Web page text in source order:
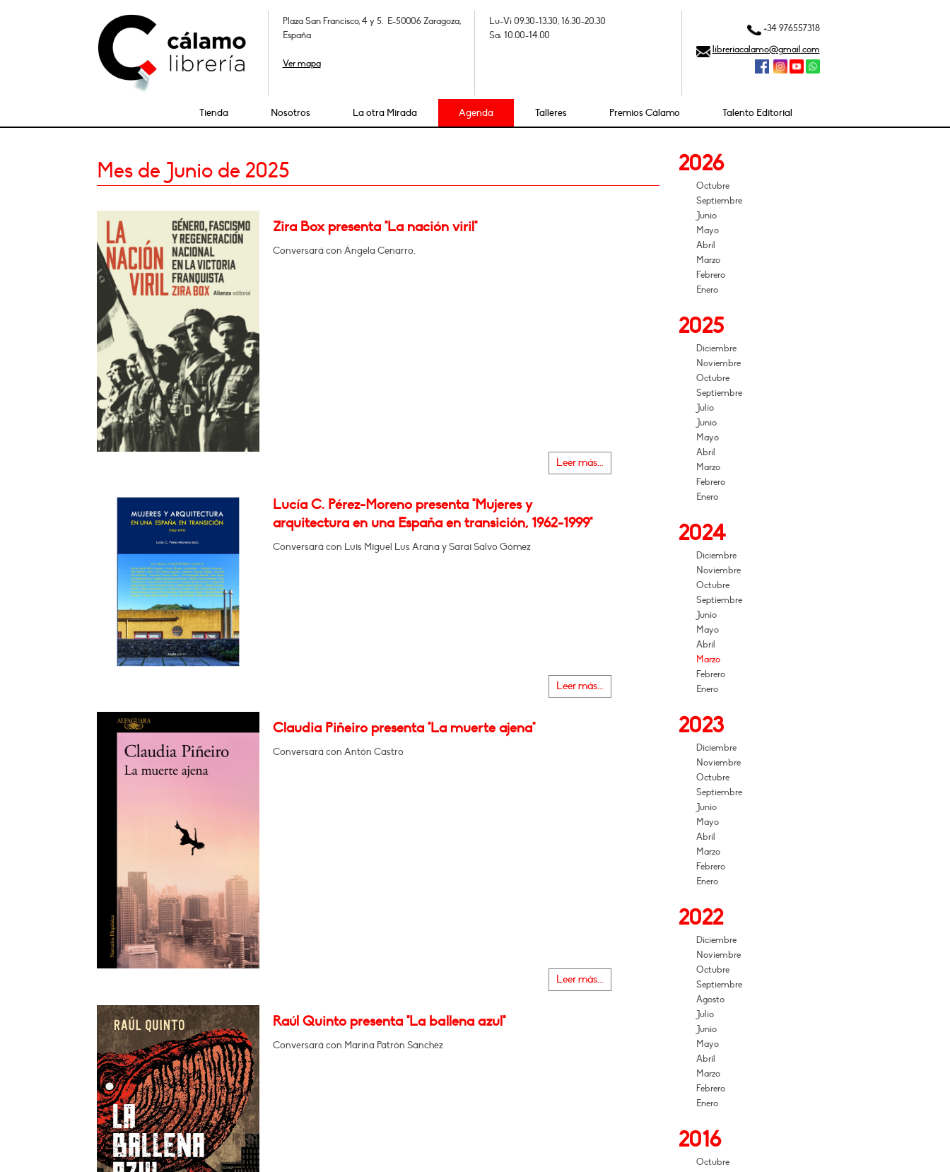
Plaza San Francisco, 4 y 5. E-50006 Zaragoza,
España
Ver mapa
Lu-Vi 09.30-13.30, 16.30-20.30
Sa: 10.00-14.00
+34 976557318
libreriacalamo@gmail.com
Tienda Nosotros La otra Mirada Agenda Talleres Premios Cálamo Talento Editorial
Mes de Junio de 2025
Zira Box presenta "La nación viril"
Conversará con Ángela Cenarro.
Leer más...
Lucía C. Pérez-Moreno presenta "Mujeres y
arquitectura en una España en transición, 1962-1999"
Conversará con Luis Miguel Lus Arana y Sarai Salvo Gómez
Leer más...
Claudia Piñeiro presenta "La muerte ajena"
Conversará con Antón Castro
Leer más...
Raúl Quinto presenta "La ballena azul"
Conversará con Marina Patrón Sánchez
2026
Octubre
Septiembre
Junio
Mayo
Abril
Marzo
Febrero
Enero
2025
Diciembre
Noviembre
Octubre
Septiembre
Julio
Junio
Mayo
Abril
Marzo
Febrero
Enero
2024
Diciembre
Noviembre
Octubre
Septiembre
Junio
Mayo
Abril
Marzo
Febrero
Enero
2023
Diciembre
Noviembre
Octubre
Septiembre
Junio
Mayo
Abril
Marzo
Febrero
Enero
2022
Diciembre
Noviembre
Octubre
Septiembre
Agosto
Julio
Junio
Mayo
Abril
Marzo
Febrero
Enero
2016
Octubre